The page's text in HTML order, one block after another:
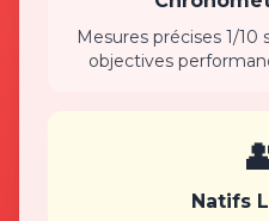
Mesures précises 1/10
objectives
Natifs